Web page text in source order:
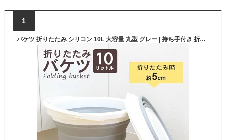
1
バケツ 折りたたみ シリコン 10L 大容量 丸型 グレー | 持ち手付き 折りたたみバケツ 折り畳み モノトーン ソフトバケツ 洗い桶 かわいい おしゃれ コンパクトに収納 洗濯 掃除 洗車 釣り アウトドア キャンプ 植木水やり 便利グッズ 大掃除 掃除道具 ガーデニング ペット